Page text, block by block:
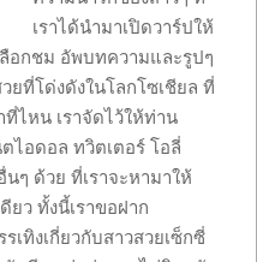
เราได้นำมาเปิดวาร์ปให้
อกชม อัพบทความและรูปๆ
ยที่โด่งดังในโลกโซเชียล ที่
ไหน เราจัดไว้ให้ท่าน
ไอดอล ทวิตเตอร์ โอลี่
ๆ ด้วย ที่เราจะหามาให้
ยว ทั้งนี้เราขอฝาก
เทิงเกี่ยวกับสาวสวยเซ็กซี่